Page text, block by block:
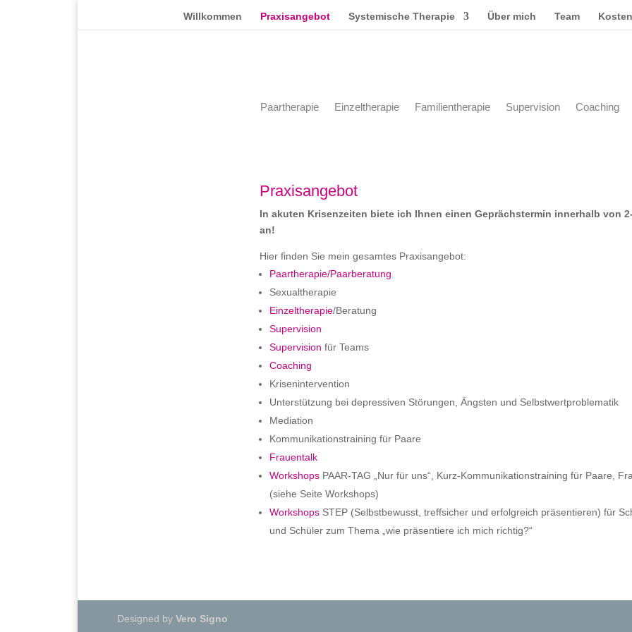
Willkommen Praxisangebot Systemische Therapie Über mich Team Kosten
Paartherapie Einzeltherapie Familientherapie Supervision Coaching
Praxisangebot
In akuten Krisenzeiten biete ich Ihnen einen Geprächstermin innerhalb von
an!
Hier finden Sie mein gesamtes Praxisangebot:
Paartherapie/Paarberatung
Sexualtherapie
Einzeltherapie/Beratung
Supervision
Supervision für Teams
Coaching
Krisenintervention
Unterstützung bei depressiven Störungen, Ängsten und Selbstwertproblematik
Mediation
Kommunikationstraining für Paare
Frauentalk
Workshops PAAR-TAG „Nur für uns“, Kurz-Kommunikationstraining für Paare,
(siehe Seite Workshops)
Workshops STEP (Selbstbewusst, treffsicher und erfolgreich präsentieren) für
und Schüler zum Thema „wie präsentiere ich mich richtig?“
Designed by Vero Signo